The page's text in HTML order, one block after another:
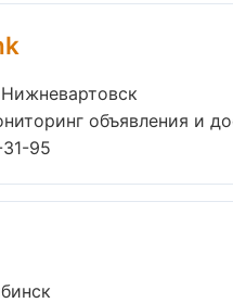
объявления и
95